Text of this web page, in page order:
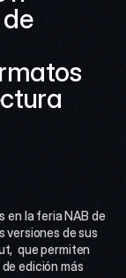
versiones de sus
que permiten
edición más